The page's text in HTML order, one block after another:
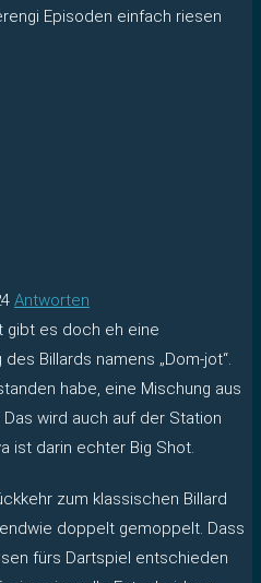
Episoden einfach riesen
Antworten
gibt es doch eh eine
Billards namens „Dom-jot“.
habe, eine Mischung aus
Das wird auch auf der Station
ist darin echter Big Shot.
zum klassischen Billard
doppelt gemoppelt. Dass
fürs Dartspiel entschieden